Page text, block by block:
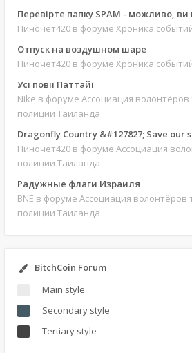
Перевірте папку SPAM - можливо,
Пиночет420 в форуме Хроника
Отпуск на воздушном шаре
Пиночет420 в форуме Хроника
Усі повії Паттайї
Nike в форуме Ассоциация волонтёров
полиции Таиланда
Dragonfly Country &#127827; Save our
Пиночет420 в форуме Ассоциация
полиции Таиланда
Радужные флаги Израиля
BNE в форуме Ассоциация волонтёров
полиции Таиланда
BitchCoin Forum
Main style
Secondary style
Tertiary style